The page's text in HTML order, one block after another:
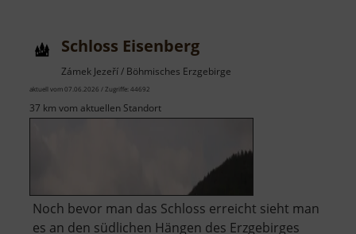
Schloss Eisenberg
Zámek Jezeří / Böhmisches Erzgebirge
aktuell vom 07.06.2026 / Zugriffe: 44692
37 km vom aktuellen Standort
Noch bevor man das Schloss erreicht sieht man
es an den südlichen Hängen des Erzgebirges